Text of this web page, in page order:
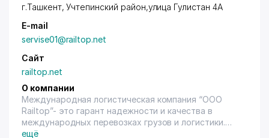
г.Ташкент,Учтепинский район,улица Гулистан 4A
E-mail
servise01@railtop.net
Сайт
railtop.net
О компании
Международная логистическая компания “ООО
Railtop”- это гарант надежности и качества в
международных перевозках грузов и логистики.
Наличие собственной фелиальной сети по всему
ещё